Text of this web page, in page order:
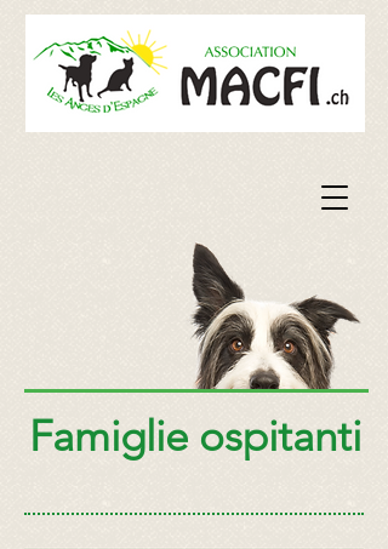
Famiglie ospitanti